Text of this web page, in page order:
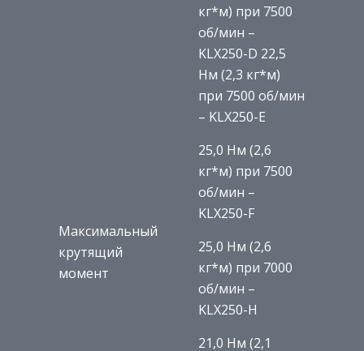
Максимальный
крутящий
момент
кг*м) при 7500
об/мин –
KLX250-D 22,5
Нм (2,3 кг*м)
при 7500 об/мин
– KLX250-E
25,0 Нм (2,6
кг*м) при 7500
об/мин –
KLX250-F
25,0 Нм (2,6
кг*м) при 7000
об/мин –
KLX250-H
21,0 Нм (2,1